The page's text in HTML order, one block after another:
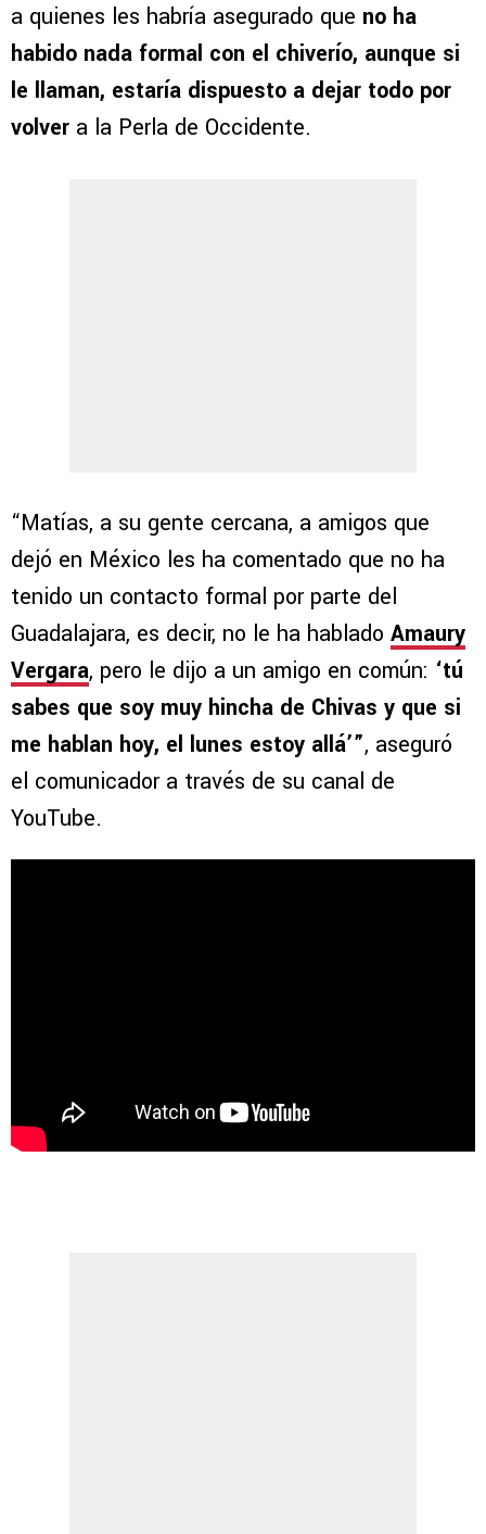
a quienes les habría asegurado que no ha
habido nada formal con el chiverío, aunque si
le llaman, estaría dispuesto a dejar todo por
volver a la Perla de Occidente.
“Matías, a su gente cercana, a amigos que
dejó en México les ha comentado que no ha
tenido un contacto formal por parte del
Guadalajara, es decir, no le ha hablado Amaury
Vergara, pero le dijo a un amigo en común: ‘tú
sabes que soy muy hincha de Chivas y que si
me hablan hoy, el lunes estoy allá’”, aseguró
el comunicador a través de su canal de
YouTube.